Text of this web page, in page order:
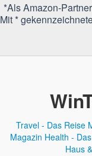
*Als Amazon-
Mit *
Travel - Das Reise
Magazin Health -
Haus